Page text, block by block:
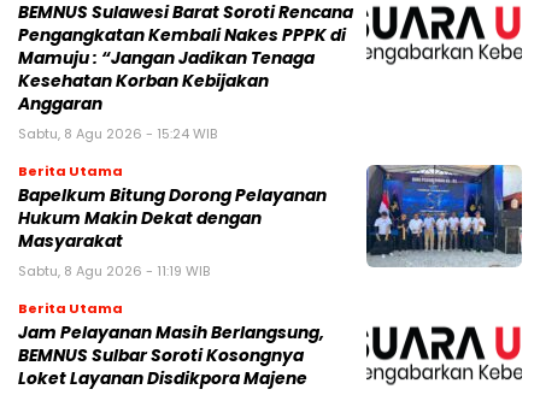
BEMNUS Sulawesi Barat Soroti Rencana
Pengangkatan Kembali Nakes PPPK di
Mamuju : “Jangan Jadikan Tenaga
Kesehatan Korban Kebijakan
Anggaran
Sabtu, 8 Agu 2026 - 15:24 WIB
Berita Utama
Bapelkum Bitung Dorong Pelayanan
Hukum Makin Dekat dengan
Masyarakat
Sabtu, 8 Agu 2026 - 11:19 WIB
Berita Utama
Jam Pelayanan Masih Berlangsung,
BEMNUS Sulbar Soroti Kosongnya
Loket Layanan Disdikpora Majene